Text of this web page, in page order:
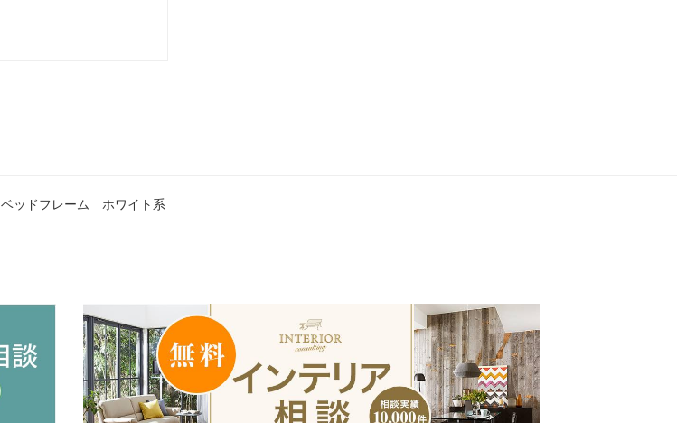
ベッドフレーム ホワイト系